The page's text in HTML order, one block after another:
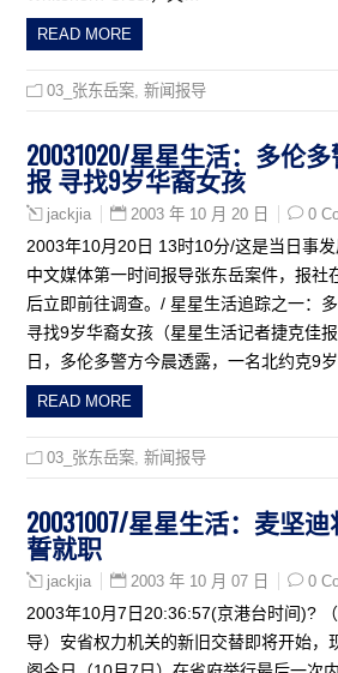
READ MORE
03_张东岳案 ,新闻报导
20031020/星星生活：多伦
报 寻找9岁华裔女孩
jackjia 2003 年 10 月 20 日 0
2003年10月20日 13时10分/这是当日事
中文媒体第一时间报导张东岳案件，报社
后立即前往调查。/ 星星生活追踪之一：
寻找9岁华裔女孩（星星生活记者捷克佳
日，多伦多警方今晨透露，一名北约克9
READ MORE
03_张东岳案 ,新闻报导
20031007/星星生活：麦坚
誓就职
jackjia 2003 年 10 月 07 日 0
2003年10月7日20:36:57(京港台时间)?
导）安省权力机关的新旧交替即将开始，